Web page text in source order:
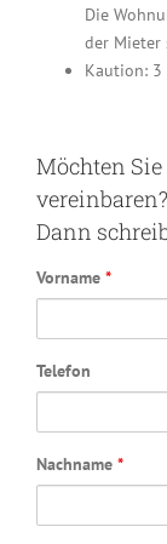
Die
der Mieter
Kaution: 3
Möchten
vereinbaren?
Dann
Vorname *
Telefon
Nachname *